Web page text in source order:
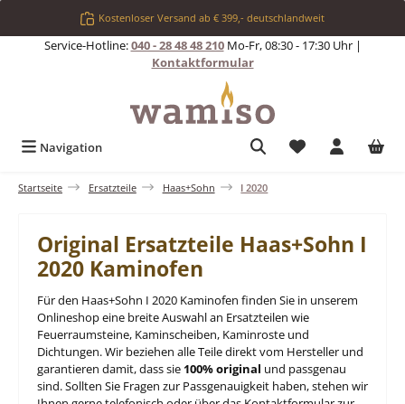
Zum Hauptinhalt springenKostenloser Versand ab € 399,- deutschlandweit
Service-Hotline:040 - 28 48 48 210Mo-Fr, 08:30 - 17:30 Uhr |
Kontaktformular
Navigation Du hast 0
Startseite Ersatzteile Haas+Sohn I 2020
Original Ersatzteile Haas+Sohn I
2020 Kaminofen
Für den Haas+Sohn I 2020 Kaminofen finden Sie in unserem
Onlineshop eine breite Auswahl an Ersatzteilen wie
Feuerraumsteine, Kaminscheiben, Kaminroste und
Dichtungen. Wir beziehen alle Teile direkt vom Hersteller und
garantieren damit, dass sie 100% original und passgenau
sind. Sollten Sie Fragen zur Passgenauigkeit haben, stehen wir